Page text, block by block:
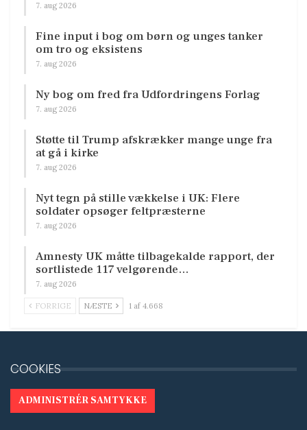
7. aug 2026
Fine input i bog om børn og unges tanker
om tro og eksistens
7. aug 2026
Ny bog om fred fra Udfordringens Forlag
7. aug 2026
Støtte til Trump afskrækker mange unge fra
at gå i kirke
7. aug 2026
Nyt tegn på stille vækkelse i UK: Flere
soldater opsøger feltpræsterne
7. aug 2026
Amnesty UK måtte tilbagekalde rapport, der
sortlistede 117 velgørende…
7. aug 2026
FORRIGE NÆSTE 1 af 4.668
COOKIES
ADMINISTRÉR SAMTYKKE